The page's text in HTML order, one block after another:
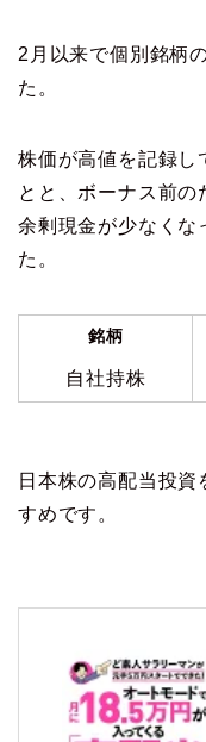
2月以来で個別銘柄
た。
株価が高値を記録し
とと、ボーナス前の
余剰現金が少なくな
た。
銘柄
自社持株
日本株の高配当投
すめです。